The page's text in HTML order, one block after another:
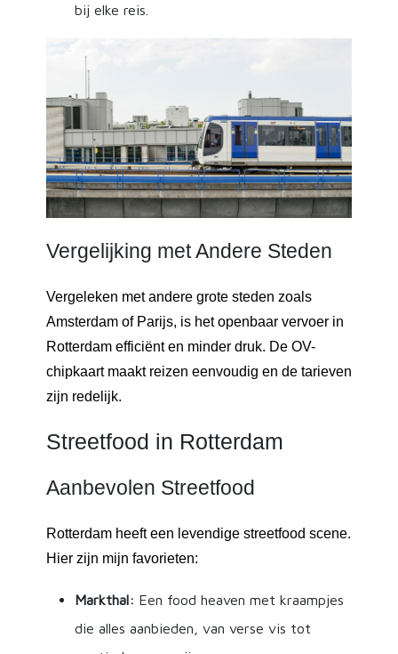
bij elke reis.
Vergelijking met Andere Steden
Vergeleken met andere grote steden zoals
Amsterdam of Parijs, is het openbaar vervoer in
Rotterdam efficiënt en minder druk. De OV-
chipkaart maakt reizen eenvoudig en de tarieven
zijn redelijk.
Streetfood in Rotterdam
Aanbevolen Streetfood
Rotterdam heeft een levendige streetfood scene.
Hier zijn mijn favorieten:
Markthal: Een food heaven met kraampjes
die alles aanbieden, van verse vis tot